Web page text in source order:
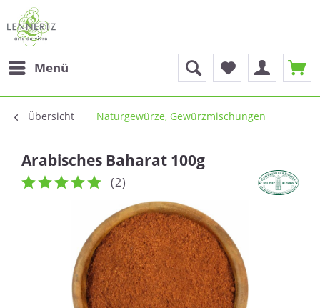
Menü
Übersicht Naturgewürze, Gewürzmischungen
Arabisches Baharat 100g
(2)